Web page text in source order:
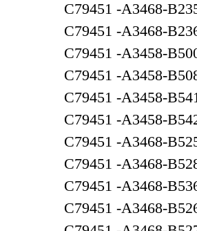
C79451 -A3468-
C79451 -A3468-
C79451 -A3458-
C79451 -A3458-
C79451 -A3458-
C79451 -A3458-
C79451 -A3468-
C79451 -A3468-
C79451 -A3468-
C79451 -A3468-